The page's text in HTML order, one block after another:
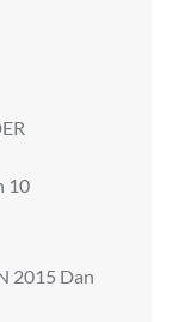
10
2015 Dan